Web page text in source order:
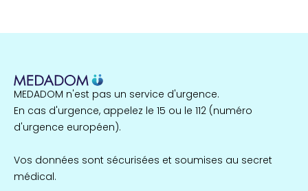
Île-de-France
857 espaces de santé
Côtes-d'Armor
1 espaces de santé
MEDADOM n'est pas un service d'urgence.
En cas d'urgence, appelez le 15 ou le 112 (numéro
d'urgence européen).
Vos données sont sécurisées et soumises au secret
médical.